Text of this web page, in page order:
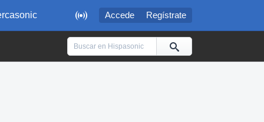
 Accede Regístrate